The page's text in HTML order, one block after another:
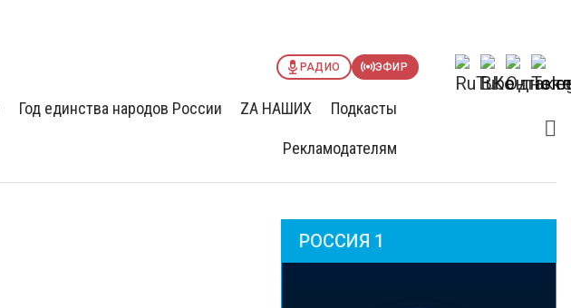
РАДИО ЭФИР
Год единства народов России ZА НАШИХ Подкасты
Рекламодателям
РОССИЯ 1